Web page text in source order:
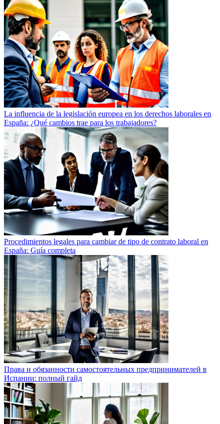
La influencia de la legislación europea en los derechos laborales en
España: ¿Qué cambios trae para los trabajadores?
Procedimientos legales para cambiar de tipo de contrato laboral en
España: Guía completa
Права и обязанности самостоятельных предпринимателей в
Испании: полный гайд